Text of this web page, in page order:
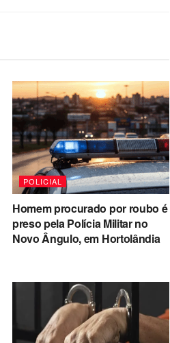
POLICIAL
Homem procurado por roubo é
preso pela Polícia Militar no
Novo Ângulo, em Hortolândia